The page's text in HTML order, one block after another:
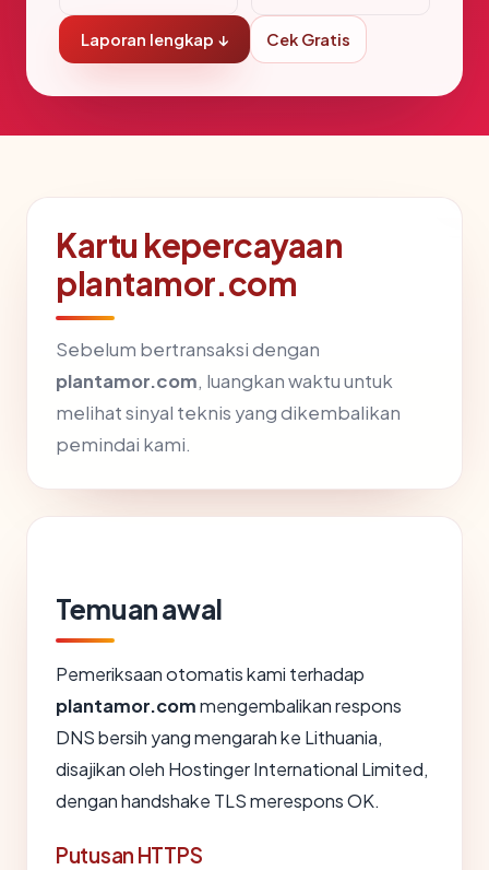
Laporan lengkap ↓ Cek Gratis
Kartu kepercayaan
plantamor.com
Sebelum bertransaksi dengan
plantamor.com, luangkan waktu untuk
melihat sinyal teknis yang dikembalikan
pemindai kami.
Temuan awal
Pemeriksaan otomatis kami terhadap
plantamor.commengembalikan respons
DNS bersih yang mengarah ke Lithuania,
disajikan oleh Hostinger International Limited,
dengan handshake TLS merespons OK.
Putusan HTTPS